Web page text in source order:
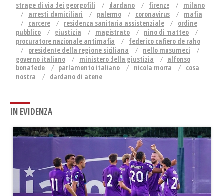
strage di via dei georgofili dardano firenze
milano
arresti domiciliari
palermo coronavirus
mafia
carcere
residenza sanitaria assistenziale
ordine
pubblico
giustizia magistrato
nino di matteo
procuratore nazionale antimafia
federico cafiero de raho
presidente della regione siciliana
nello musumeci
governo italiano
ministero della giustizia
alfonso
bonafede
parlamento italiano nicola morra
cosa
nostra
dardano di atene
IN EVIDENZA